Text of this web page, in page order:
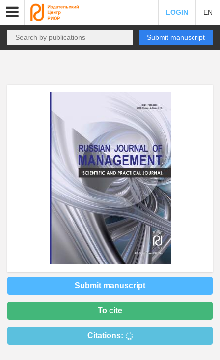
LOGIN EN
Submit manuscript
Submit manuscript
To cite
Citations: